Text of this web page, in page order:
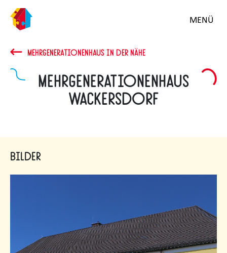
MENÜ
MEHRGENERATIONENHAUS IN DER NÄHE
Mehrgenerationenhaus
Wackersdorf
Bilder